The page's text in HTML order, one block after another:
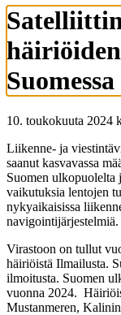
Suomessa
10. toukokuuta 2024
Liikenne- ja
saanut kasvavassa
Suomen ulkopuolelta
vaikutuksia lentojen
nykyaikaisissa
navigointijärjestelmiä.
Virastoon on tullut
häiriöistä Ilmailusta.
ilmoitusta. Suomen
vuonna 2024.
Mustanmeren,